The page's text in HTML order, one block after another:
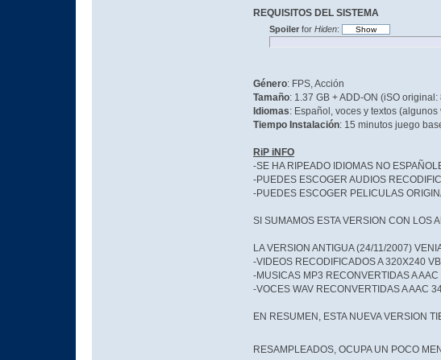
REQUISITOS DEL SISTEMA
Spoilerfor Hiden:
Género: FPS, Acción
Tamaño: 1.37 GB + ADD-ON (iSO original:
Idiomas: Español, voces y textos
Tiempo Instalación: 15 minutos juego
RiP iNFO
-SE HA RIPEADO IDIOMAS NO
-PUEDES ESCOGER AUDIOS
-PUEDES ESCOGER PELICULAS
SI SUMAMOS ESTA VERSION CON LOS
LA VERSION ANTIGUA (24/11/2007)
-VIDEOS RECODIFICADOS A 320X240
-MUSICAS MP3 RECONVERTIDAS A
-VOCES WAV RECONVERTIDAS A AAC
EN RESUMEN, ESTA NUEVA VERSION
RESAMPLEADOS, OCUPA UN POCO